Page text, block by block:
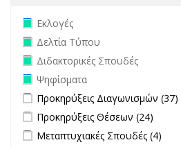
Remove Εκλογές filter
Εκλογές
Remove Δελτία Τύπου filter
Δελτία Τύπου
Remove Διδακτορικές Σπουδές
Διδακτορικές Σπουδές
Remove Ψηφίσματα filter
Ψηφίσματα
Apply Προκηρύξεις
Προκηρύξεις Διαγωνισμών (37)
Apply Προκηρύξεις Θέσεων filter
Προκηρύξεις Θέσεων (24)
Apply Μεταπτυχιακές Σπουδές
Μεταπτυχιακές Σπουδές (4)